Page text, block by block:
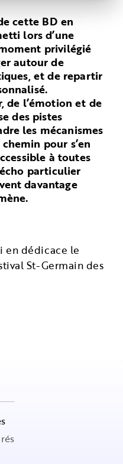
cette BD en
lors d’une
privilégié
autour de
et de repartir
de l’émotion et de
des pistes
les mécanismes
pour s’en
à toutes
particulier
davantage
en dédicace le
St-Germain des